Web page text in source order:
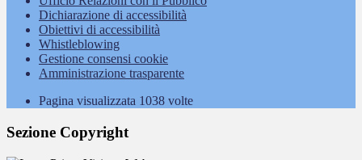
Dichiarazione di accessibilità
Obiettivi di accessibilità
Whistleblowing
Gestione consensi cookie
Amministrazione trasparente
Pagina visualizzata 1038 volte
Sezione Copyright